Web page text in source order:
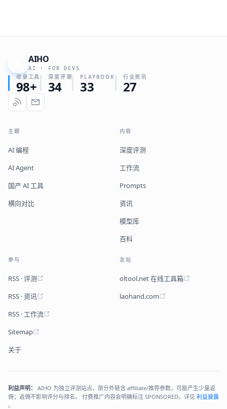
AIHO
AI · FOR DEVS
收录工具
98+
深度评测
34
PLAYBOOK
33
行业资讯
27
主题
AI 编程
AI Agent
国产 AI 工具
横向对比
内容
深度评测
工作流
Prompts
资讯
模型库
百科
参与
RSS · 评测
RSS · 资讯
RSS · 工作流
Sitemap
关于
友站
oltool.net 在线工具箱
laohand.com
利益声明：
AIHO 为独立评测站点。部分外链含 affiliate/推荐参数，可能产生少量返
佣；返佣不影响评分与排名。 付费推广内容会明确标注 SPONSORED。详见 利益披露
。